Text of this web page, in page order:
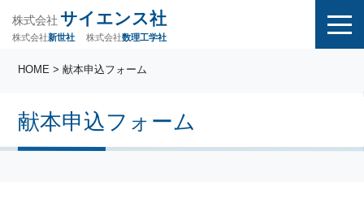
株式会社 サイエンス社
株式会社新世社 株式会社数理工学社
献本申込フォーム
HOME > 献本申込フォーム